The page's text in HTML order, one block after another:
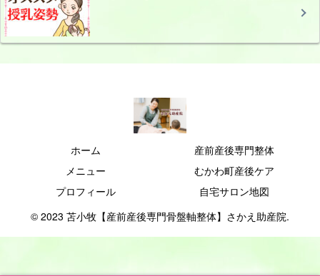
ホーム
産前産後専門整体
メニュー
むかわ町産後ケア
プロフィール
自宅サロン地図
© 2023 苫小牧【産前産後専門骨盤軸整体】さかえ助産院.